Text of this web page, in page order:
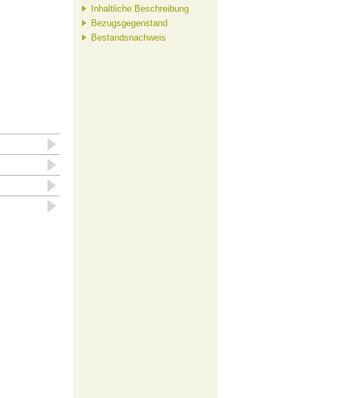
Inhaltliche Beschreibung
Bezugsgegenstand
Bestandsnachweis